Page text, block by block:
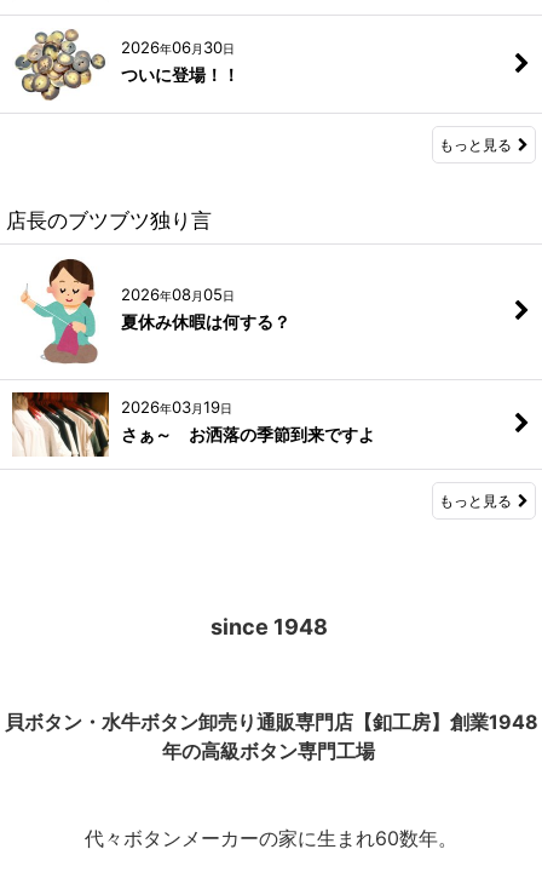
2026年06月 30日
ついに登場！！
もっと見る
店長のブツブツ独り言
2026年08月05日
夏休み休暇は何する？
2026年03月19日
さぁ～ お洒落の季節到来ですよ
もっと見る
since 1948
貝ボタン・水牛ボタン卸売り通販専門店【釦工房】創業1948
年の高級ボタン専門工場
代々ボタンメーカーの家に生まれ60数年。